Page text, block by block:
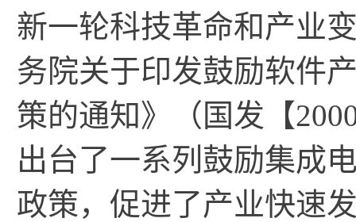
新一轮科技革命和产业
务院关于印发鼓励软件
策的通知》（国发【
出台了一系列鼓励集成
政策，促进了产业快速